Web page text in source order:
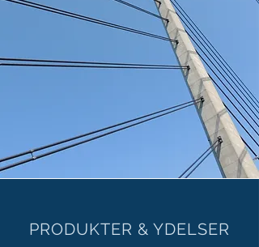
PRODUKTER & YDELSER